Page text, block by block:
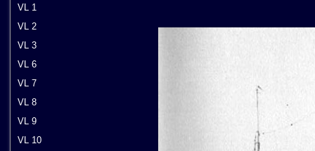
VL 1
VL 2
VL 3
VL 6
VL 7
VL 8
VL 9
VL 10